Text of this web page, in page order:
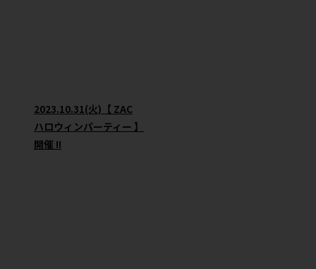
2023.10.31(火)【 ZAC
ハロウィンパーティー 】
開催 !!